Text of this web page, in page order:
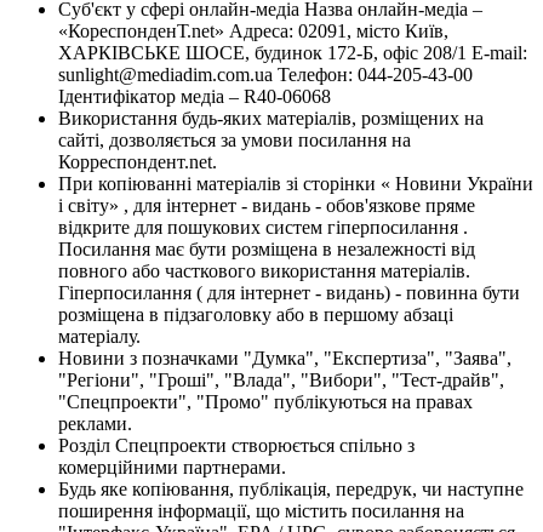
Суб'єкт у сфері онлайн-медіа Назва онлайн-медіа –
«КореспонденТ.net» Адреса: 02091, місто Київ,
ХАРКІВСЬКЕ ШОСЕ, будинок 172-Б, офіс 208/1 E-mail:
sunlight@mediadim.com.ua Телефон: 044-205-43-00
Ідентифікатор медіа – R40-06068
Використання будь-яких матеріалів, розміщених на
сайті, дозволяється за умови посилання на
Корреспондент.net.
При копіюванні матеріалів зі сторінки « Новини України
і світу» , для інтернет - видань - обов'язкове пряме
відкрите для пошукових систем гіперпосилання .
Посилання має бути розміщена в незалежності від
повного або часткового використання матеріалів.
Гіперпосилання ( для інтернет - видань) - повинна бути
розміщена в підзаголовку або в першому абзаці
матеріалу.
Новини з позначками "Думка", "Експертиза", "Заява",
"Регіони", "Гроші", "Влада", "Вибори", "Тест-драйв",
"Спецпроекти", "Промо" публікуються на правах
реклами.
Розділ Спецпроекти створюється спільно з
комерційними партнерами.
Будь яке копіювання, публікація, передрук, чи наступне
поширення інформації, що містить посилання на